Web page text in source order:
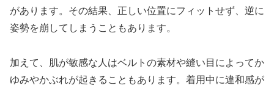
があります。その結果、正しい位置にフィットせず、逆に
姿勢を崩してしまうこともあります。
加えて、肌が敏感な人はベルトの素材や縫い目によってか
ゆみやかぶれが起きることもあります。着用中に違和感が